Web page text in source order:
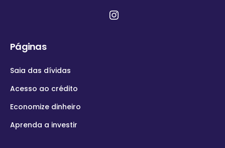
Páginas
Saia das dívidas
Acesso ao crédito
Economize dinheiro
Aprenda a investir